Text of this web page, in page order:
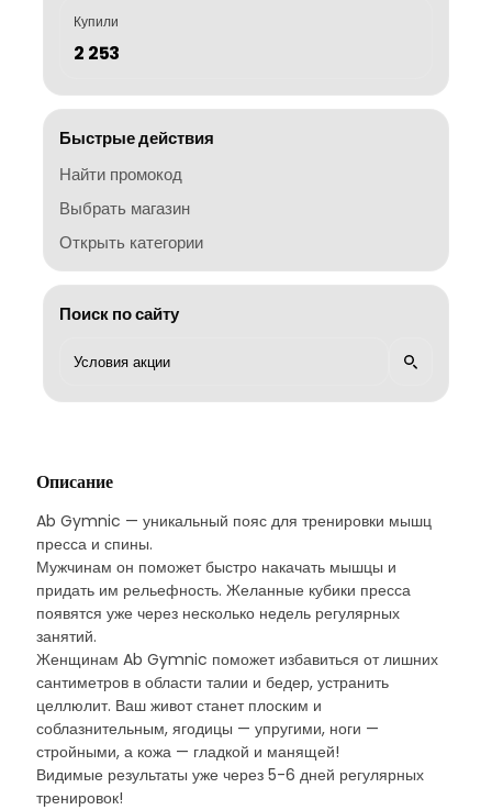
Купили
2 253
Быстрые действия
Найти промокод
Выбрать магазин
Открыть категории
Поиск по сайту
Описание
Ab Gymnic — уникальный пояс для тренировки мышц
пресса и спины.
Мужчинам он поможет быстро накачать мышцы и
придать им рельефность. Желанные кубики пресса
появятся уже через несколько недель регулярных
занятий.
Женщинам Ab Gymnic поможет избавиться от лишних
сантиметров в области талии и бедер, устранить
целлюлит. Ваш живот станет плоским и
соблазнительным, ягодицы — упругими, ноги —
стройными, а кожа — гладкой и манящей!
Видимые результаты уже через 5-6 дней регулярных
тренировок!